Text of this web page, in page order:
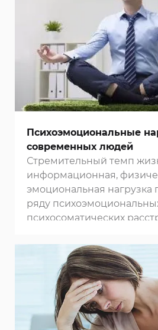
Психоэмоциональные
современных людей
Стремительный темп
информационная,
эмоциональная нагрузка
ряду
психосоматических